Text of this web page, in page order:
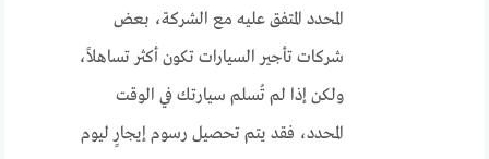
المحدد المتفق عليه مع الشركة، بعض
شركات تأجير السيارات تكون أكثر تساهلاً،
ولكن إذا لم تُسلم سيارتك في الوقت
المحدد، فقد يتم تحصيل رسوم إيجارٍ ليوم